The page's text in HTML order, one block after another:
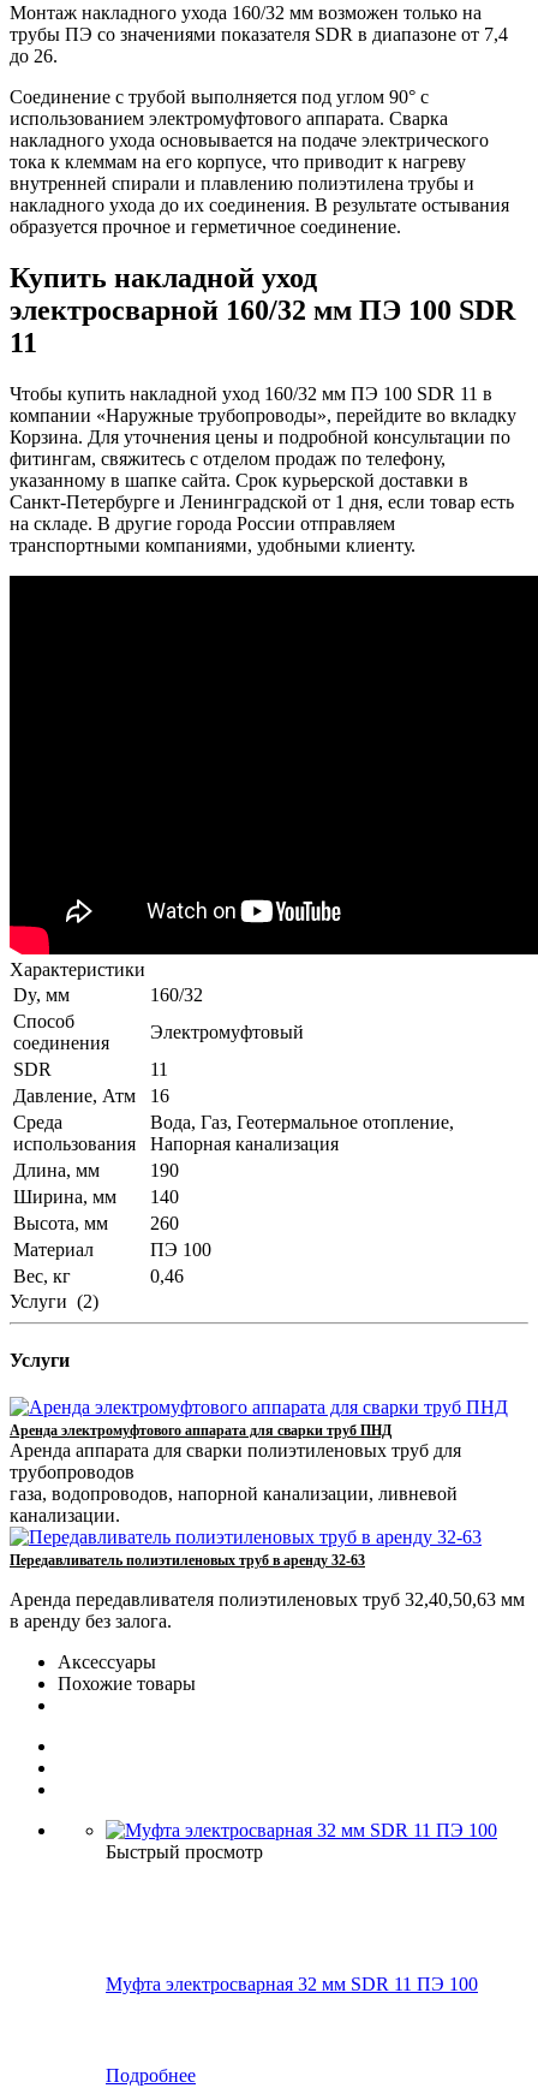
Монтаж накладного ухода 160/32 мм возможен только на
трубы ПЭ со значениями показателя SDR в диапазоне от 7,4
до 26.
Соединение с трубой выполняется под углом 90° с
использованием электромуфтового аппарата. Сварка
накладного ухода основывается на подаче электрического
тока к клеммам на его корпусе, что приводит к нагреву
внутренней спирали и плавлению полиэтилена трубы и
накладного ухода до их соединения. В результате остывания
образуется прочное и герметичное соединение.
Купить накладной уход
электросварной 160/32 мм ПЭ 100 SDR
11
Чтобы купить накладной уход 160/32 мм ПЭ 100 SDR 11 в
компании «Наружные трубопроводы», перейдите во вкладку
Корзина. Для уточнения цены и подробной консультации по
фитингам, свяжитесь с отделом продаж по телефону,
указанному в шапке сайта. Срок курьерской доставки в
Санкт-Петербурге и Ленинградской от 1 дня, если товар есть
на складе. В другие города России отправляем
транспортными компаниями, удобными клиенту.
Характеристики
Dy, мм
160/32
Способ
соединения
Электромуфтовый
SDR
11
Давление, Атм
16
Среда
использования
Вода, Газ, Геотермальное отопление,
Напорная канализация
Длина, мм
190
Ширина, мм
140
Высота, мм
260
Материал
ПЭ 100
Вес, кг
0,46
Услуги (2)
Услуги
Аренда электромуфтового аппарата для сварки труб ПНД
Аренда аппарата для сварки полиэтиленовых труб для
трубопроводов
газа, водопроводов, напорной канализации, ливневой
канализации.
Передавливатель полиэтиленовых труб в аренду 32-63
Аренда передавливателя полиэтиленовых труб 32,40,50,63 мм
в аренду без залога.
Аксессуары
Похожие товары
Быстрый просмотр
Муфта электросварная 32 мм SDR 11 ПЭ 100
Подробнее